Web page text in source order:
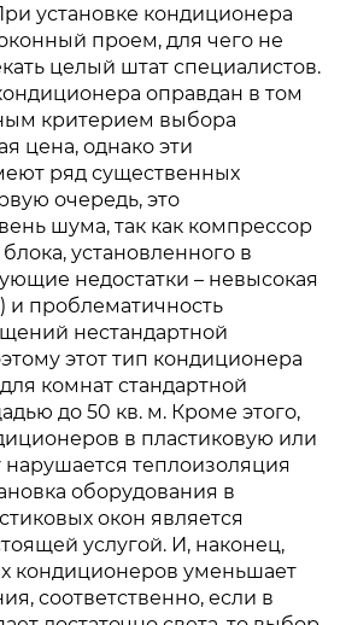
установке кондиционера
проем, для чего не
целый штат специалистов.
оправдан в том
критерием выбора
цена, однако эти
ряд существенных
очередь, это
шума, так как компрессор
установленного в
недостатки – невысокая
и проблематичность
нестандартной
этот тип кондиционера
комнат стандартной
до 50 кв. м. Кроме этого,
в пластиковую или
теплоизоляция
оборудования в
окон является
услугой. И, наконец,
кондиционеров уменьшает
соответственно, если в